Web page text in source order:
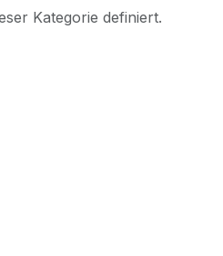
Kategorie definiert.